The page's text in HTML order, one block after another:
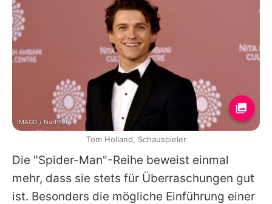
Die "Spider-Man"-Reihe beweist einmal
mehr, dass sie stets für Überraschungen gut
ist. Besonders die mögliche Einführung einer
IMAGO / NurPhoto
Tom Holland, Schauspieler